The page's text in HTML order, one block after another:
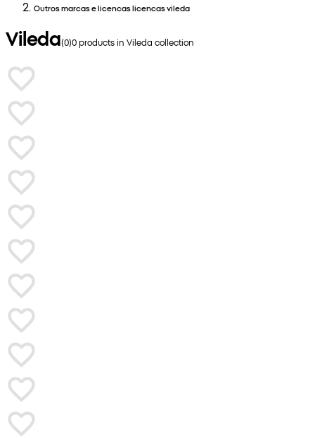
Outros marcas e licencas licencas vileda
Vileda(0)0products inVileda collection